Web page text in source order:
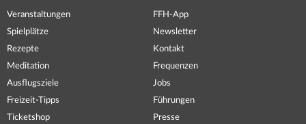
Veranstaltungen
Spielplätze
Rezepte
Meditation
Ausflugsziele
Freizeit-Tipps
Ticketshop
FFH-App
Newsletter
Kontakt
Frequenzen
Jobs
Führungen
Presse